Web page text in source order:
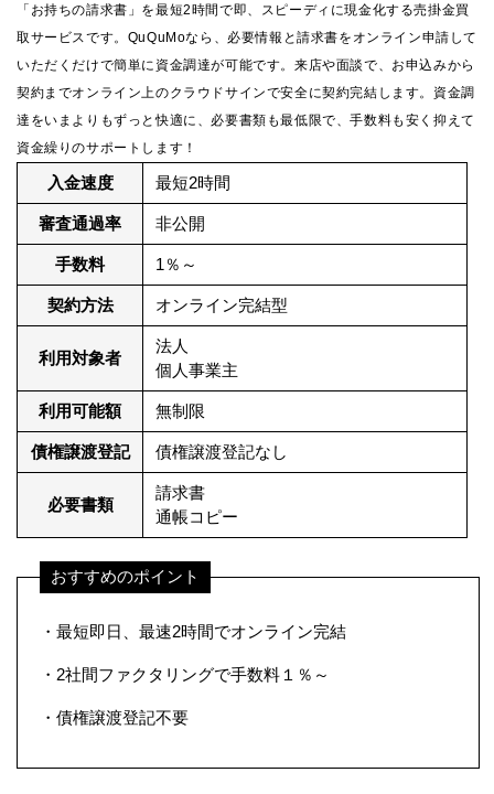
「お持ちの請求書」を最短2時間で即、スピーディに現金化する売掛金買
取サービスです。QuQuMoなら、必要情報と請求書をオンライン申請して
いただくだけで簡単に資金調達が可能です。来店や面談で、お申込みから
契約までオンライン上のクラウドサインで安全に契約完結します。資金調
達をいまよりもずっと快適に、必要書類も最低限で、手数料も安く抑えて
資金繰りのサポートします！
入金速度 最短2時間
審査通過率 非公開
手数料 1％～
契約方法 オンライン完結型
利用対象者
法人
個人事業主
利用可能額 無制限
債権譲渡登記 債権譲渡登記なし
必要書類
請求書
通帳コピー
おすすめのポイント
・最短即日、最速2時間でオンライン完結
・2社間ファクタリングで手数料１％～
・債権譲渡登記不要